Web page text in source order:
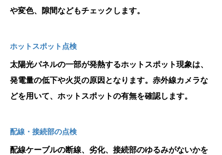
や変色、隙間などもチェックします。
ホットスポット点検
太陽光パネルの一部が発熱するホットスポット現象は、
発電量の低下や火災の原因となります。赤外線カメラな
どを用いて、ホットスポットの有無を確認します。
配線・接続部の点検
配線ケーブルの断線、劣化、接続部のゆるみがないかを